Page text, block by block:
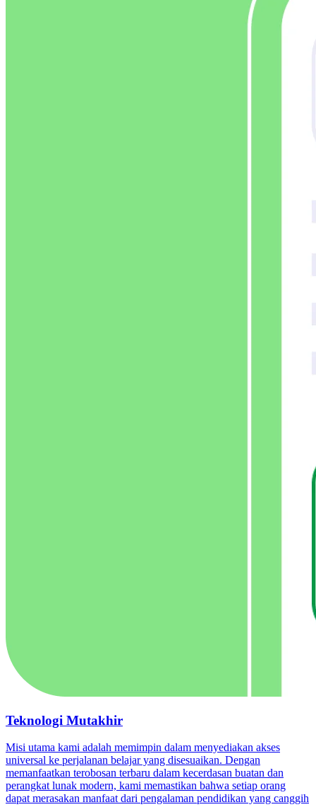
Teknologi Mutakhir
Misi utama kami adalah memimpin dalam menyediakan akses
universal ke perjalanan belajar yang disesuaikan. Dengan
memanfaatkan terobosan terbaru dalam kecerdasan buatan dan
perangkat lunak modern, kami memastikan bahwa setiap orang
dapat merasakan manfaat dari pengalaman pendidikan yang canggih